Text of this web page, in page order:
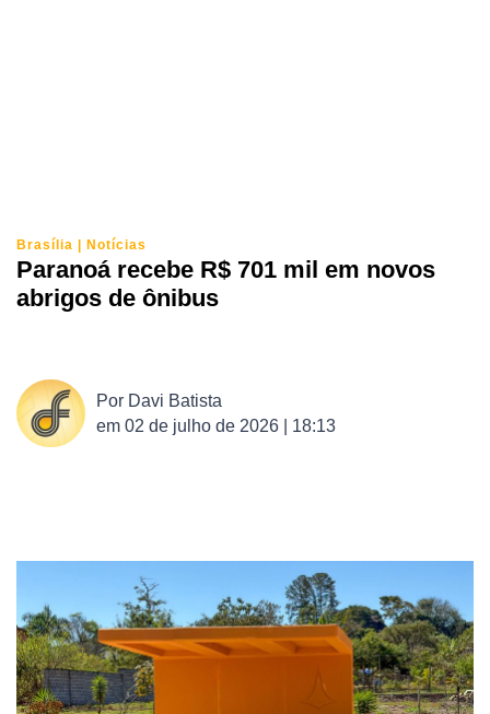
Brasília | Notícias
Paranoá recebe R$ 701 mil em novos
abrigos de ônibus
Por Davi Batista
em 02 de julho de 2026 | 18:13